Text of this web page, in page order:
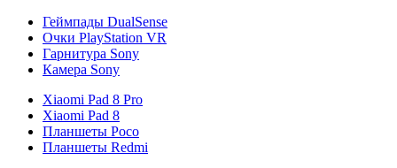
Геймпады DualSense
Очки PlayStation VR
Гарнитура Sony
Камера Sony
Xiaomi Pad 8 Pro
Xiaomi Pad 8
Планшеты Poco
Планшеты Redmi